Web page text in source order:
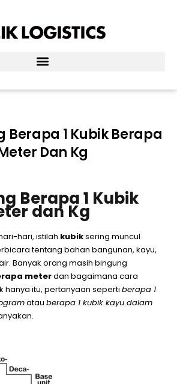
Berapa 1 Kubik Berapa
Dan Kg
Berapa 1 Kubik
dan Kg
hari, istilah kubiksering muncul
tentang bahan bangunan, kayu,
Banyak orang masih bingung
meterdan bagaimana cara
hanya itu, pertanyaan seperti berapa 1
atau berapa 1 kubik kayu dalam